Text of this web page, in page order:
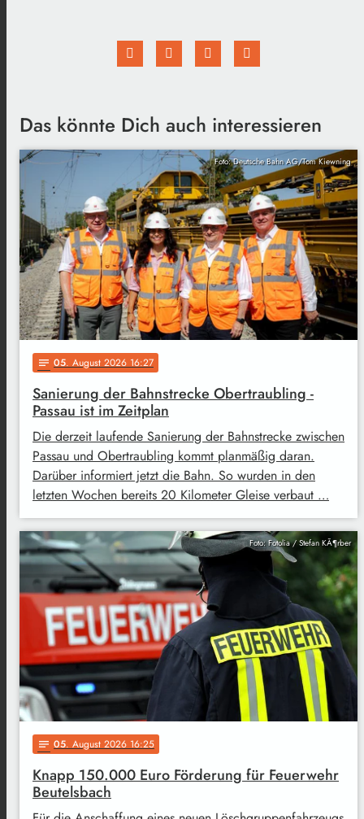
Das könnte Dich auch interessieren
Foto: Deutsche Bahn AG/Tom Kiewning
notes 05. August 2026 16:27
Sanierung der Bahnstrecke Obertraubling -
Passau ist im Zeitplan
Die derzeit laufende Sanierung der Bahnstrecke zwischen
Passau und Obertraubling kommt planmäßig daran.
Darüber informiert jetzt die Bahn. So wurden in den
letzten Wochen bereits 20 Kilometer Gleise verbaut …
Foto: Fotolia / Stefan KÃ¶rber
notes 05. August 2026 16:25
Knapp 150.000 Euro Förderung für Feuerwehr
Beutelsbach